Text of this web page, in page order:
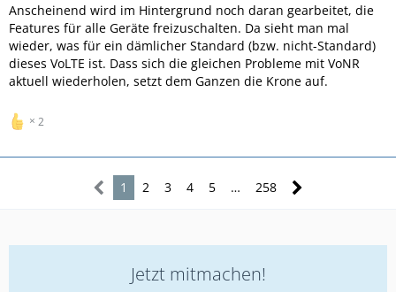
Anscheinend wird im Hintergrund noch daran gearbeitet, die
Features für alle Geräte freizuschalten. Da sieht man mal
wieder, was für ein dämlicher Standard (bzw. nicht-Standard)
dieses VoLTE ist. Dass sich die gleichen Probleme mit VoNR
aktuell wiederholen, setzt dem Ganzen die Krone auf.
2
1 2 3 4 5 … 258
Jetzt mitmachen!